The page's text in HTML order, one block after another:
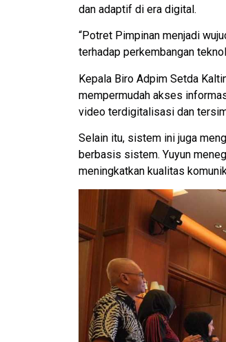
dan adaptif di era digital.
“Potret Pimpinan menjadi
terhadap perkembangan
Kepala Biro Adpim Setda
mempermudah akses
video terdigitalisasi dan
Selain itu, sistem ini juga
berbasis sistem. Yuyun
meningkatkan kualitas